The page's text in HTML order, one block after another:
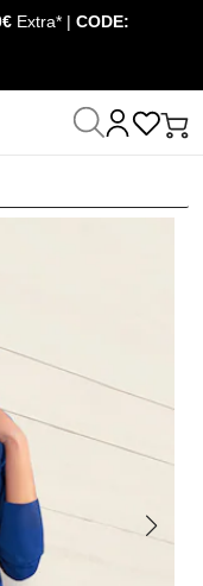
Extra* | CODE: